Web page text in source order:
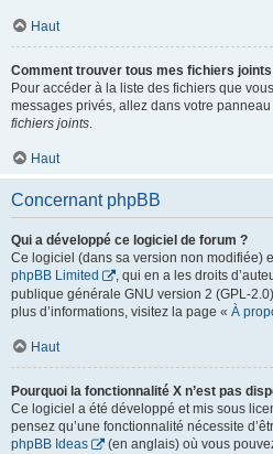
Haut
Comment trouver tous mes fichiers
Pour accéder à la liste des fichiers que
messages privés, allez dans votre
fichiers joints.
Haut
Concernant phpBB
Qui a développé ce logiciel de forum ?
Ce logiciel (dans sa version non modifiée)
phpBB Limited
, qui en a les droits
publique générale GNU version 2 (GPL-
plus d’informations, visitez la page « À
Haut
Pourquoi la fonctionnalité X n’est pas
Ce logiciel a été développé et mis sous
pensez qu’une fonctionnalité nécessite
phpBB Ideas
(en anglais) où vous